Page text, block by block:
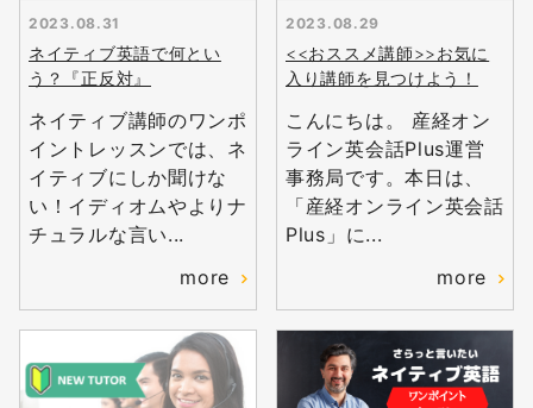
2023.08.31
ネイティブ英語で何とい
う？『正反対』
ネイティブ講師のワンポ
イントレッスンでは、ネ
イティブにしか聞けな
い！イディオムやよりナ
チュラルな言い...
more
2023.08.29
<<おススメ講師>>お気に
入り講師を見つけよう！
こんにちは。 産経オン
ライン英会話Plus運営
事務局です。本日は、
「産経オンライン英会話
Plus」に...
more